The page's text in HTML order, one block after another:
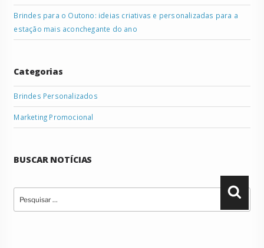
Brindes para o Outono: ideias criativas e personalizadas para a
estação mais aconchegante do ano
Categorias
Brindes Personalizados
Marketing Promocional
BUSCAR NOTÍCIAS
por: